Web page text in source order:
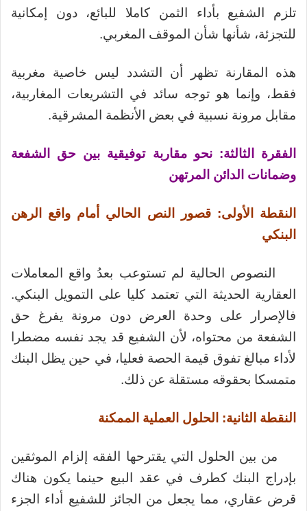
تلزم الشفيع بأداء الثمن كاملا للبائع، دون إمكانية
للتجزئة، شأنها شأن الموقف المغربي.
هذه المقارنة تظهر أن التشدد ليس خاصية مغربية
فقط، وإنما هو توجه سائد في التشريعات المغاربية،
مقابل مرونة نسبية في بعض الأنظمة المشرقية.
الفقرة الثالثة: نحو مقاربة توفيقية بين حق الشفعة
وضمانات الدائن المرتهن
النقطة الأولى: قصور النص الحالي أمام واقع الرهن
البنكي
النصوص الحالية لم تستوعب بعدُ واقع المعاملات
العقارية الحديثة التي تعتمد كليا على التمويل البنكي.
فالإصرار على وحدة العرض دون مرونة يفرغ حق
الشفعة من محتواه، لأن الشفيع قد يجد نفسه مضطرا
لأداء مبالغ تفوق قيمة الحصة فعليا، في حين يظل البنك
متمسكا بحقوقه مستقلة عن ذلك.
النقطة الثانية: الحلول العملية الممكنة
من بين الحلول التي يقترحها الفقه إلزام الموثقين
بإدراج البنك كطرف في عقد البيع حينما يكون هناك
قرض عقاري، مما يجعل من الجائز للشفيع أداء الجزء